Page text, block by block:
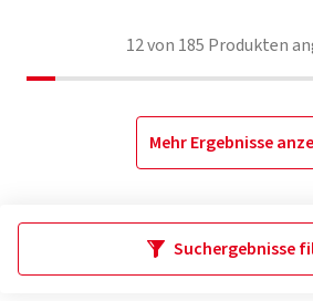
12von 185 Produkten
Mehr Ergebnisse
Suchergebnisse